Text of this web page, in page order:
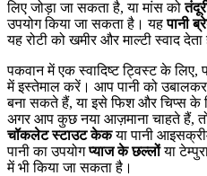
लिए जोड़ा जा सकता है, या मांस को
उपयोग किया जा सकता है। यहपानी
यह रोटी को खमीर और माल्टी स्वाद देता
पकवान में एक स्वादिष्ट ट्विस्ट के लिए,
में इस्तेमाल करें। आप पानी को उबालकर
बना सकते हैं, या इसे फिश और चिप्स के
अगर आप कुछ नया आज़माना चाहते हैं,
चॉकलेट स्टाउट केकया पानी
पानी का उपयोगप्याज के छल्लोंया
में भी किया जा सकता है।